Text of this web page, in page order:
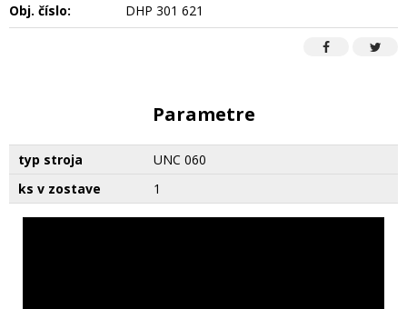
Obj. číslo: DHP 301 621
Parametre
typ stroja
UNC 060
ks v zostave
1